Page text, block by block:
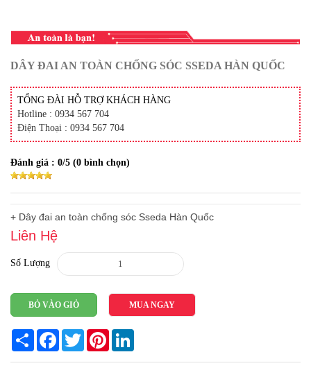
DÂY ĐAI AN TOÀN CHỐNG SÓC SSEDA HÀN QUỐC
TỔNG ĐÀI HỖ TRỢ KHÁCH HÀNG
Hotline : 0934 567 704
Điện Thoại : 0934 567 704
Đánh giá : 0/5 (0 bình chọn)
+ Dây đai an toàn chống sóc Sseda Hàn Quốc
Liên Hệ
Số Lượng
BỎ VÀO GIỎ MUA NGAY
Share FacebookTwitterPinterest